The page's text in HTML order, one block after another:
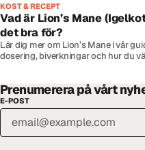
KOST & RECEPT
Vad är Lion’s Mane
det bra för?
Lär dig mer om Lion’s Mane i vår
dosering, biverkningar och hur du
Prenumerera på vårt
E-POST